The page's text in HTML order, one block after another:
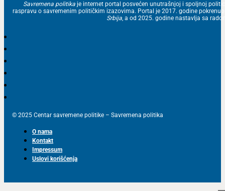
Savremena politika je internet portal posvećen unutrašnjoj i spoljnoj
raspravu o savremenim političkim izazovima. Portal je 2017. godine
Srbija, a od 2025. godine nastavlja sa
© 2025 Centar savremene politike – Savremena politika
O nama
Kontakt
Impressum
Uslovi korišćenja